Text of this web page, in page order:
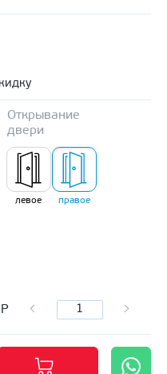
Открывание
двери
левое правое
Р